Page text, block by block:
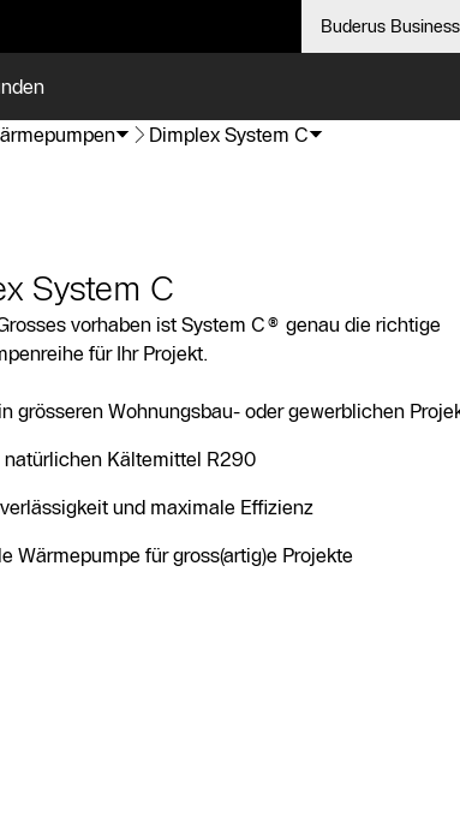
Buderus
Dimplex System C
System C
vorhaben ist System C® genau die richtige
für Ihr Projekt.
grösseren Wohnungsbau- oder gewerblichen
natürlichen Kältemittel R290
und maximale Effizienz
Wärmepumpe für gross(artig)e Projekte